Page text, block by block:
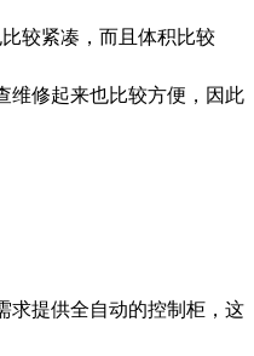
较紧凑，而且体积比较
维修起来也比较方便，因此
提供全自动的控制柜，这